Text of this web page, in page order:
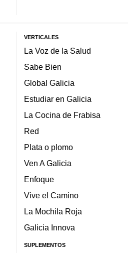
VERTICALES
La Voz de la Salud
Sabe Bien
Global Galicia
Estudiar en Galicia
La Cocina de Frabisa
Red
Plata o plomo
Ven A Galicia
Enfoque
Vive el Camino
La Mochila Roja
Galicia Innova
SUPLEMENTOS